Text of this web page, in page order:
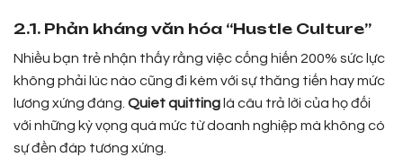
2.1. Phản kháng văn hóa “Hustle Culture”
Nhiều bạn trẻ nhận thấy rằng việc cống hiến 200% sức lực
không phải lúc nào cũng đi kèm với sự thăng tiến hay mức
lương xứng đáng. Quiet quitting là câu trả lời của họ đối
với những kỳ vọng quá mức từ doanh nghiệp mà không có
sự đền đáp tương xứng.